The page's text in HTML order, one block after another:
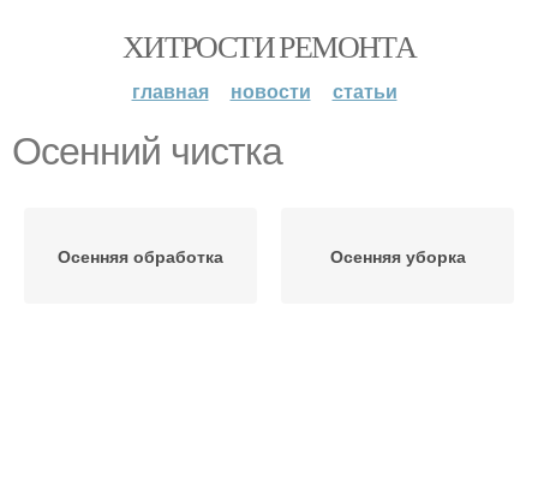
ХИТРОСТИ РЕМОНТА
главная новости статьи
Осенний чистка
Осенняя обработка Осенняя уборка